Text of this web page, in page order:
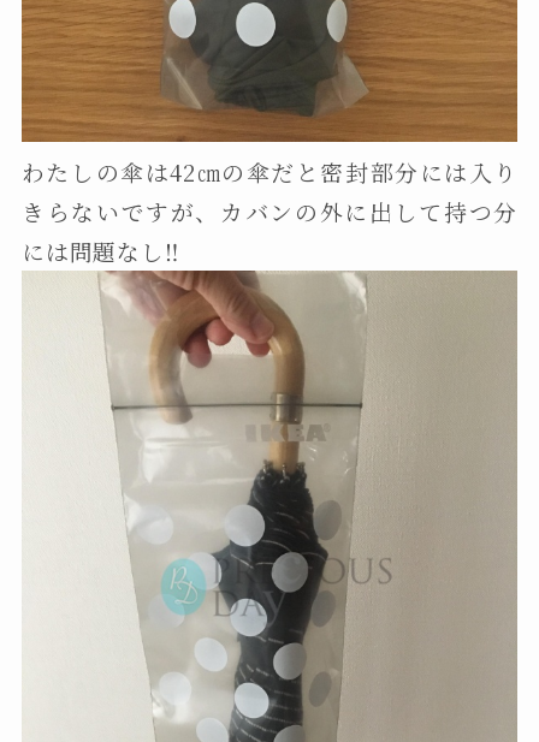
わたしの傘は42㎝の傘だと密封部分には入り
きらないですが、カバンの外に出して持つ分
には問題なし‼️